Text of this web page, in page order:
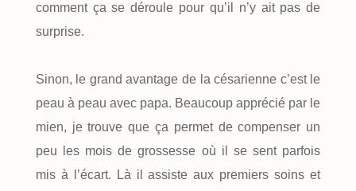
comment ça se déroule pour qu’il n’y ait pas de
surprise.
Sinon, le grand avantage de la césarienne c’est le
peau à peau avec papa. Beaucoup apprécié par le
mien, je trouve que ça permet de compenser un
peu les mois de grossesse où il se sent parfois
mis à l’écart. Là il assiste aux premiers soins et